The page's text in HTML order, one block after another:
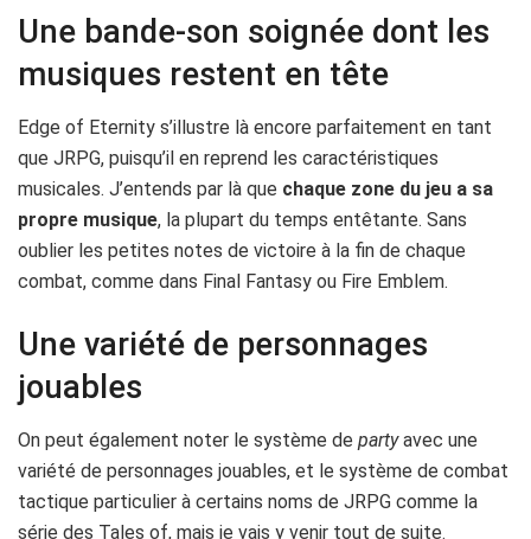
Une bande-son soignée dont les
musiques restent en tête
Edge of Eternity s’illustre là encore parfaitement en tant
que JRPG, puisqu’il en reprend les caractéristiques
musicales. J’entends par là que chaque zone du jeu a sa
propre musique, la plupart du temps entêtante. Sans
oublier les petites notes de victoire à la fin de chaque
combat, comme dans Final Fantasy ou Fire Emblem.
Une variété de personnages
jouables
On peut également noter le système de partyavec une
variété de personnages jouables, et le système de combat
tactique particulier à certains noms de JRPG comme la
série des Tales of, mais je vais y venir tout de suite.